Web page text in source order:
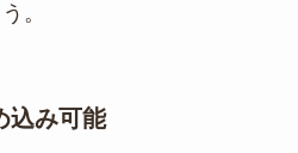
。
込み可能